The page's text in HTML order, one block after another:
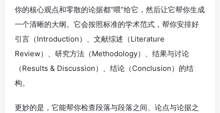
你的核心观点和零散的论据都“喂”给它，然后让它帮你生成
一个清晰的大纲。它会按照标准的学术范式，帮你安排好
引言（Introduction）、文献综述（Literature
Review）、研究方法（Methodology）、结果与讨论
（Results & Discussion）、结论（Conclusion）的结
构。
更妙的是，它能帮你检查段落与段落之间、论点与论据之